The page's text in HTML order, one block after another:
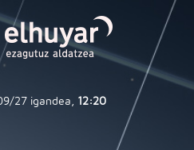
27 igandea, 12:20